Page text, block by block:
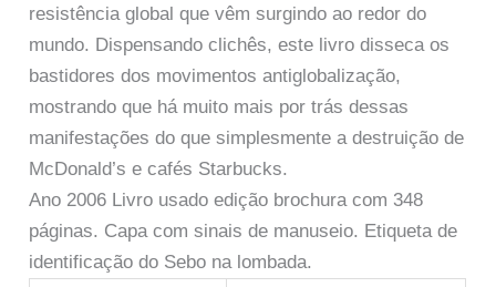
resistência global que vêm surgindo ao redor do
mundo. Dispensando clichês, este livro disseca os
bastidores dos movimentos antiglobalização,
mostrando que há muito mais por trás dessas
manifestações do que simplesmente a destruição de
McDonald’s e cafés Starbucks.
Ano 2006 Livro usado edição brochura com 348
páginas. Capa com sinais de manuseio. Etiqueta de
identificação do Sebo na lombada.